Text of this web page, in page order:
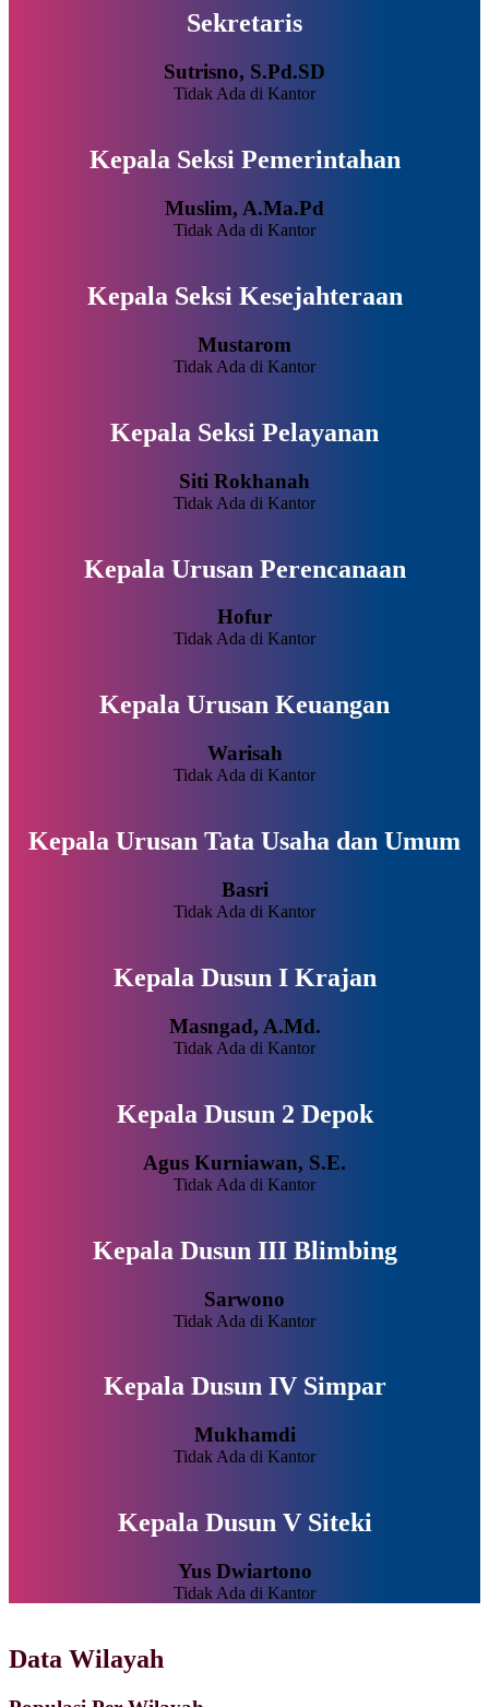
Sekretaris
Sutrisno, S.Pd.SD
Tidak Ada di Kantor
Kepala Seksi Pemerintahan
Muslim, A.Ma.Pd
Tidak Ada di Kantor
Kepala Seksi Kesejahteraan
Mustarom
Tidak Ada di Kantor
Kepala Seksi Pelayanan
Siti Rokhanah
Tidak Ada di Kantor
Kepala Urusan Perencanaan
Hofur
Tidak Ada di Kantor
Kepala Urusan Keuangan
Warisah
Tidak Ada di Kantor
Kepala Urusan Tata Usaha dan Umum
Basri
Tidak Ada di Kantor
Kepala Dusun I Krajan
Masngad, A.Md.
Tidak Ada di Kantor
Kepala Dusun 2 Depok
Agus Kurniawan, S.E.
Tidak Ada di Kantor
Kepala Dusun III Blimbing
Sarwono
Tidak Ada di Kantor
Kepala Dusun IV Simpar
Mukhamdi
Tidak Ada di Kantor
Kepala Dusun V Siteki
Yus Dwiartono
Tidak Ada di Kantor
Data Wilayah